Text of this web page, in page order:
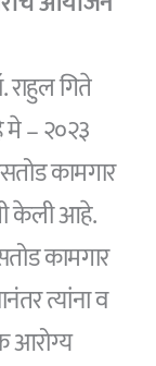
राहुल गिते
मे – २०२३
कामगार
केली आहे.
कामगार
त्यांना व
आरोग्य